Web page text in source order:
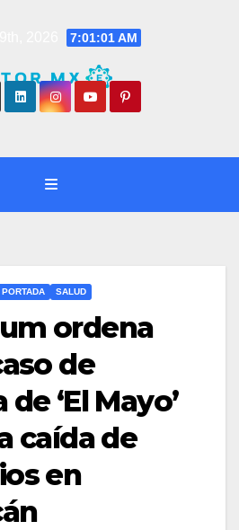
7:01:02 AM
PORTADA SALUD
ordena
de
‘El Mayo’
caída de
en